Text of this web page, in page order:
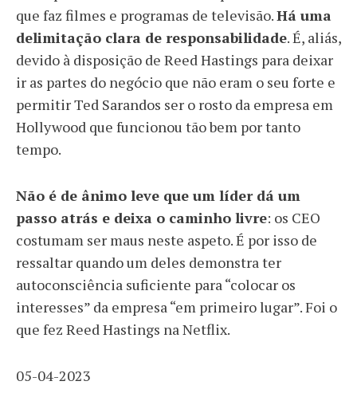
que faz filmes e programas de televisão.Há uma
delimitação clara de responsabilidade. É, aliás,
devido à disposição de Reed Hastings para deixar
ir as partes do negócio que não eram o seu forte e
permitir Ted Sarandos ser o rosto da empresa em
Hollywood que funcionou tão bem por tanto
tempo.
Não é de ânimo leve que um líder dá um
passo atrás e deixa o caminho livre: os CEO
costumam ser maus neste aspeto. É por isso de
ressaltar quando um deles demonstra ter
autoconsciência suficiente para “colocar os
interesses” da empresa “em primeiro lugar”. Foi o
que fez Reed Hastings na Netflix.
05-04-2023